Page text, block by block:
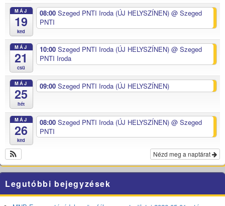
MÁJ
19
ked
08:00 Szeged PNTI Iroda (ÚJ HELYSZÍNEN) @ Szeged
PNTI
MÁJ
21
csü
10:00 Szeged PNTI Iroda (ÚJ HELYSZÍNEN) @ Szeged
PNTI Iroda
MÁJ
25
hét
09:00 Szeged PNTI Iroda (ÚJ HELYSZÍNEN)
MÁJ
26
ked
08:00 Szeged PNTI Iroda (ÚJ HELYSZÍNEN) @ Szeged
PNTI
Nézd meg a naptárat
Legutóbbi bejegyzések